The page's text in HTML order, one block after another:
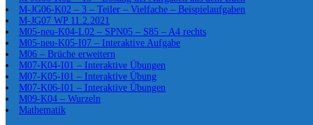
M-JG06-K02 – 3 – Teiler – Vielfache – Beispielaufgaben
M-JG07 WP 11.2.2021
M05-neu-K04-L02 – SPN05 – S85 – A4 rechts
M05-neu-K05-I07 – Interaktive Aufgabe
M06 – Brüche erweitern
M07-K04-I01 – Interaktive Übungen
M07-K05-I01 – Interaktive Übung
M07-K06-I01 – Interaktive Übungen
M09-K04 – Wurzeln
Mathematik